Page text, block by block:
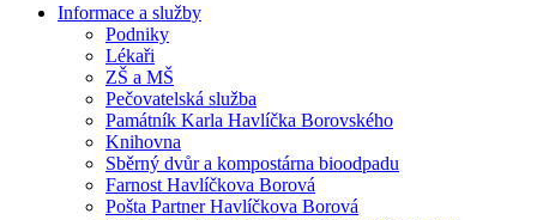
Informace a služby
Podniky
Lékaři
ZŠ a MŠ
Pečovatelská služba
Památník Karla Havlíčka Borovského
Knihovna
Sběrný dvůr a kompostárna bioodpadu
Farnost Havlíčkova Borová
Pošta Partner Havlíčkova Borová